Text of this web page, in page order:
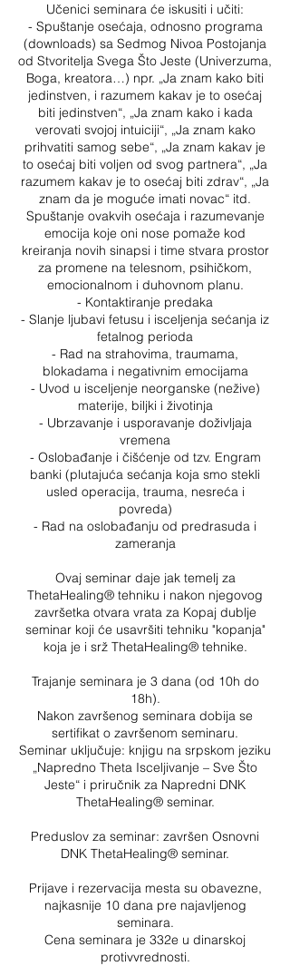
Učenici seminara će iskusiti i učiti:
- Spuštanje osećaja, odnosno programa
(downloads) sa Sedmog Nivoa Postojanja
od Stvoritelja Svega Što Jeste (Univerzuma,
Boga, kreatora…) npr. „Ja znam kako biti
jedinstven, i razumem kakav je to osećaj
biti jedinstven“, „Ja znam kako i kada
verovati svojoj intuiciji“, „Ja znam kako
prihvatiti samog sebe“, „Ja znam kakav je
to osećaj biti voljen od svog partnera“, „Ja
razumem kakav je to osećaj biti zdrav“, „Ja
znam da je moguće imati novac“ itd.
Spuštanje ovakvih osećaja i razumevanje
emocija koje oni nose pomaže kod
kreiranja novih sinapsi i time stvara prostor
za promene na telesnom, psihičkom,
emocionalnom i duhovnom planu.
- Kontaktiranje predaka
- Slanje ljubavi fetusu i isceljenja sećanja iz
fetalnog perioda
- Rad na strahovima, traumama,
blokadama i negativnim emocijama
- Uvod u isceljenje neorganske (nežive)
materije, biljki i životinja
- Ubrzavanje i usporavanje doživljaja
vremena
- Oslobađanje i čišćenje od tzv. Engram
banki (plutajuća sećanja koja smo stekli
usled operacija, trauma, nesreća i
povreda)
- Rad na oslobađanju od predrasuda i
zameranja
Ovaj seminar daje jak temelj za
ThetaHealing® tehniku i nakon njegovog
završetka otvara vrata za Kopaj dublje
seminar koji će usavršiti tehniku "kopanja"
koja je i srž ThetaHealing®​ tehnike.
Trajanje seminara je 3 dana (od 10h do
18h).
Nakon završenog seminara dobija se
sertifikat o završenom seminaru.
Seminar uključuje: knjigu na srpskom jeziku
„Napredno Theta Isceljivanje – Sve Što
Jeste“ i priručnik za Napredni DNK
ThetaHealing® seminar.
Preduslov za seminar: završen Osnovni
DNK ThetaHealing® seminar.
Prijave i rezervacija mesta su obavezne,
najkasnije 10 dana pre najavljenog
seminara.
Cena seminara je 332e u dinarskoj
protivvrednosti.